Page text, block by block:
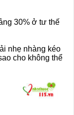
30% ở tư thế
nhẹ nhàng kéo
cho không thể